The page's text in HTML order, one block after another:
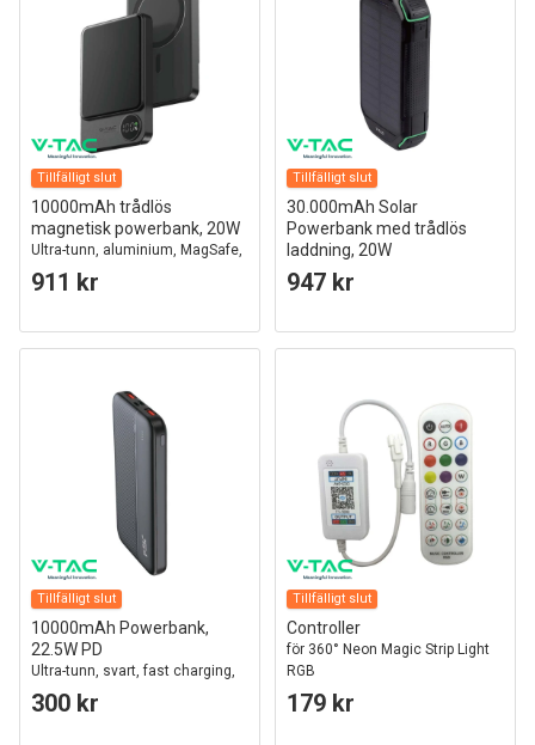
Tillfälligt slut
10000mAh trådlös
magnetisk powerbank, 20W
Ultra-tunn, aluminium, MagSafe,
digital display, space grey
911 kr
Tillfälligt slut
30.000mAh Solar
Powerbank med trådlös
laddning, 20W
Svart, 111Wh, aluminium, USB-C
PD, solcellspanel
947 kr
Tillfälligt slut
10000mAh Powerbank,
22.5W PD
Ultra-tunn, svart, fast charging,
LED indikator
300 kr
Tillfälligt slut
Controller
för 360° Neon Magic Strip Light
RGB
179 kr